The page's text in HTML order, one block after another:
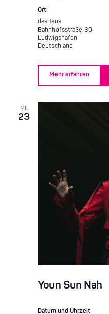
Ort
dasHaus
Bahnhofsstraße 30
Ludwigshafen
Deutschland
Mehr erfahren
MI.
23
Youn Sun Nah
Datum und Uhrzeit